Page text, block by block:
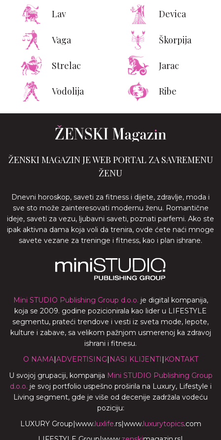
Lav Devica
Vaga Škorpija
Strelac Jarac
Vodolija Ribe
ŽENSKI MAGAZIN JE WEB PORTAL ZA SAVREMENU
ŽENU
Dnevni horoskop, saveti za fitness i dijete, zdravlje, moda i
sve sto može zainteresovati modernu ženu. Romantične
ideje, saveti za vezu, ljubavni saveti, poznati parfemi. Ako ste
ipak aktivna dama koja voli da trenira, ovde ćete naći mnoge
savete vezane za treninge i fitness, kao i plan ishrane.
Mini STUDIO Publishing Group d.o.o. je digital kompanija,
koja se 2009. godine pozicionirala kao lider u LIFESTYLE
segmentu, prateći trendove i vesti iz sveta mode, lepote,
kulture i zabave, sa velikom pažnjom usmerenoj ka zdravoj
ishrani i fitnesu.
O NAMA| ADVERTISING NASI KLIJENTI
KONTAKT
U svojoj grupaciji, kompanija Mini STUDIO Publishing Group
d.o.o. je svoj portfolio uspešno proširila na Luxury, Lifestyle i
Living segment, gde je više od decenije zadržala vodeću
poziciju:
LUXURY Group www. luxlife.rs| www. luxurytopics.com